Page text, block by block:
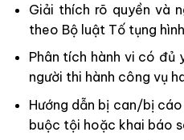
Giải thích rõ quyền và
theo Bộ luật Tố tụng
Phân tích hành vi có đủ
người thi hành công vụ
Hướng dẫn bị can/bị
buộc tội hoặc khai báo